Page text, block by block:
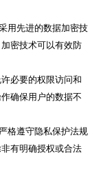
用先进的数据加密技
密技术可以有效防
必要的权限访问和
确保用户的数据不
格遵守隐私保护法规
有明确授权或合法